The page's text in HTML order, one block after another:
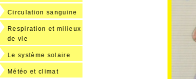
Circulation sanguine
Respiration et milieux
de vie
Le système solaire
Météo et climat